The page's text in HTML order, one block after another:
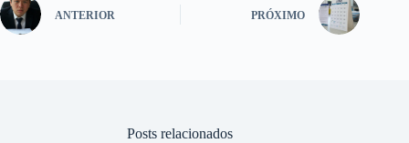
ANTERIOR PRÓXIMO
Posts relacionados